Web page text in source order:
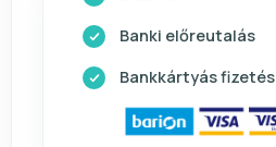
Banki előreutalás
Bankkártyás fizetés